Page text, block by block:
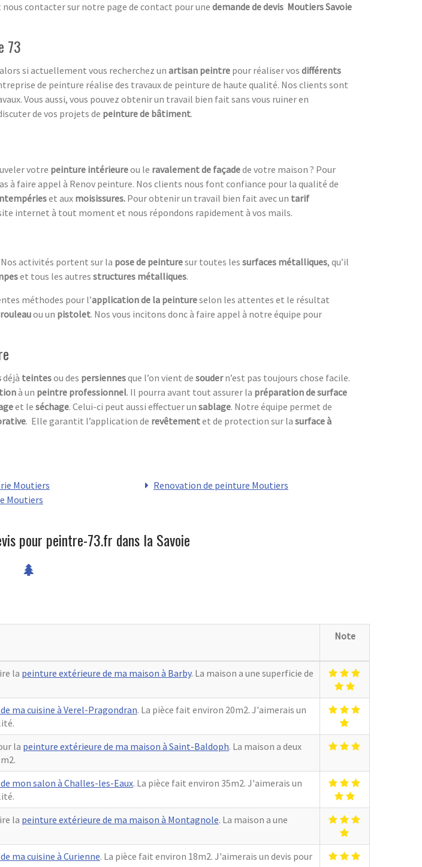
contacter sur notre page de contact pour une demande de devis Moutiers Savoie
73
si actuellement vous recherchez un artisan peintre pour réaliser vos différents
de peinture réalise des travaux de peinture de haute qualité. Nos clients sont
Vous aussi, vous pouvez obtenir un travail bien fait sans vous ruiner en
de vos projets de peinture de bâtiment.
votre peinture intérieureou le ravalement de façadede votre maison ? Pour
à faire appel à Renov peinture. Nos clients nous font confiance pour la qualité de
et aux moisissures. Pour obtenir un travail bien fait avec un tarif
internet à tout moment et nous répondons rapidement à vos mails.
Nos activités portent sur la pose de peinturesur toutes les surfaces métalliques, qu’il
et tous les autres structures métalliques.
méthodes pour l’application de la peintureselon les attentes et le résultat
rouleauou un pistolet. Nos vous incitons donc à faire appel à notre équipe pour
déjà teintesou des persiennesque l’on vient de soudern’est pas toujours chose facile.
à un peintre professionnel. Il pourra avant tout assurer la préparation de surface
et le séchage. Celui-ci peut aussi effectuer un sablage. Notre équipe permet de
. Elle garantit l’application de revêtementet de protection sur la surface à
Moutiers
Moutiers
Renovation de peinture Moutiers
pour peintre-73.fr dans la Savoie
Note
la peinture extérieure de ma maison à Barby. La maison a une superficie de
ma cuisine à Verel-Pragondran. La pièce fait environ 20m2. J'aimerais un
la peinture extérieure de ma maison à Saint-Baldoph. La maison a deux
mon salon à Challes-les-Eaux. La pièce fait environ 35m2. J'aimerais un
la peinture extérieure de ma maison à Montagnole. La maison a une
ma cuisine à Curienne. La pièce fait environ 18m2. J'aimerais un devis pour